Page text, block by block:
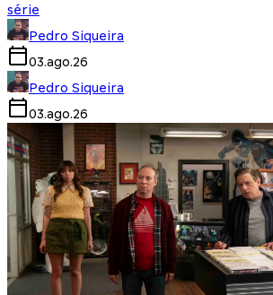
série
Pedro Siqueira
03.ago.26
Pedro Siqueira
03.ago.26